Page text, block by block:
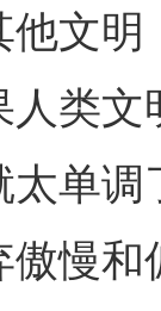
文
类
太单
慢